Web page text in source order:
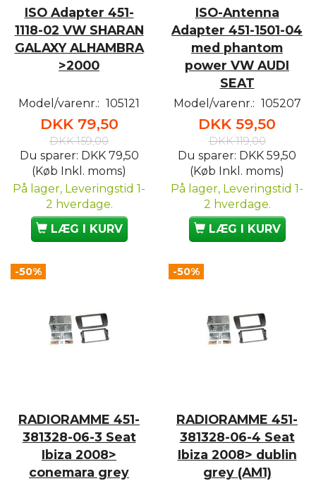
ISO Adapter 451-
1118-02 VW SHARAN
GALAXY ALHAMBRA
>2000
Model/varenr.: 105121
DKK 79,50
DKK 159,00
Du sparer: DKK 79,50
(Køb Inkl. moms)
På lager, Leveringstid 1-
2 hverdage.
LÆG I KURV
ISO-Antenna
Adapter 451-1501-04
med phantom
power VW AUDI
SEAT
Model/varenr.: 105207
DKK 59,50
DKK 119,00
Du sparer: DKK 59,50
(Køb Inkl. moms)
På lager, Leveringstid 1-
2 hverdage.
LÆG I KURV
-50%
RADIORAMME 451-
381328-06-3 Seat
Ibiza 2008>
conemara grey
-50%
RADIORAMME 451-
381328-06-4 Seat
Ibiza 2008> dublin
grey (AM1)